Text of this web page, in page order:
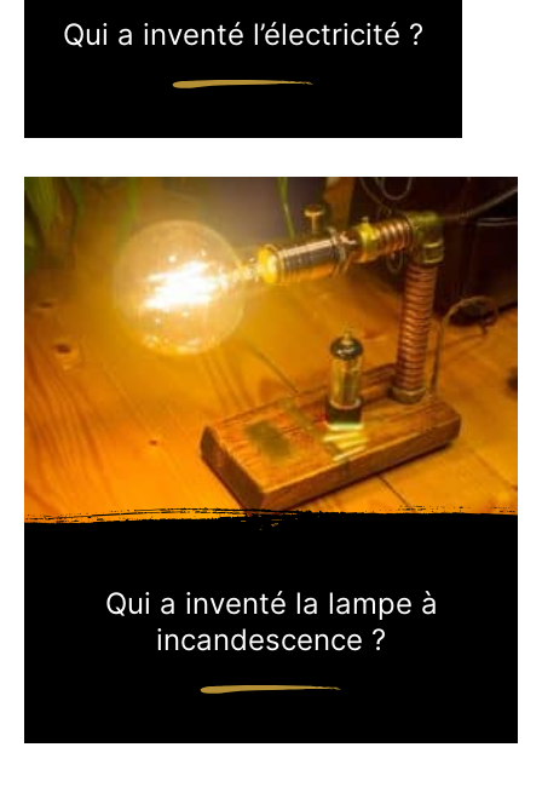
Qui a inventé l’électricité ?
Qui a inventé la lampe à
incandescence ?